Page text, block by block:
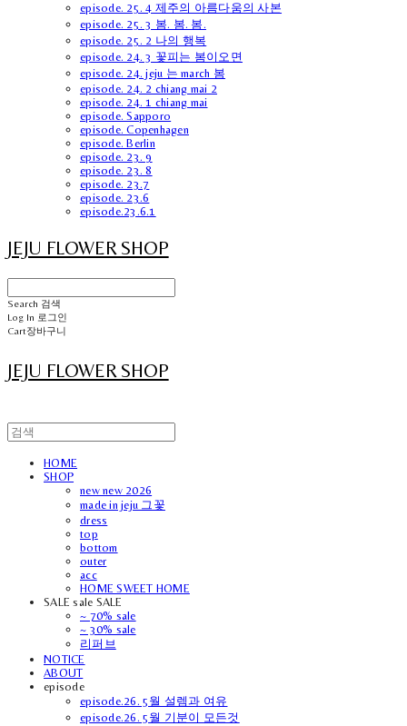
episode. 25. 4 제주의 아름다움의 사본
episode. 25. 3 봄. 봄. 봄.
episode. 25. 2 나의 행복
episode. 24. 3 꽃피는 봄이오면
episode. 24. jeju 는 march 봄
episode. 24. 2 chiang mai 2
episode. 24. 1 chiang mai
episode. Sapporo
episode. Copenhagen
episode. Berlin
episode. 23. 9
episode. 23. 8
episode. 23.7
episode. 23.6
episode.23.6.1
JEJU FLOWER SHOP
Search 검색
Log In 로그인
Cart장바구니
JEJU FLOWER SHOP
HOME
SHOP
new new 2026
made in jeju 그꽃
dress
top
bottom
outer
acc
HOME SWEET HOME
SALE sale SALE
~ 70% sale
~ 30% sale
리퍼브
NOTICE
ABOUT
episode
episode.26. 5월 설렘과 여유
episode.26. 5월 기분이 모든것